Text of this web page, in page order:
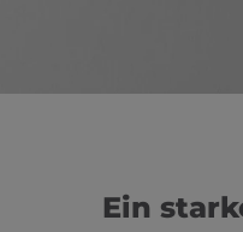
Ein